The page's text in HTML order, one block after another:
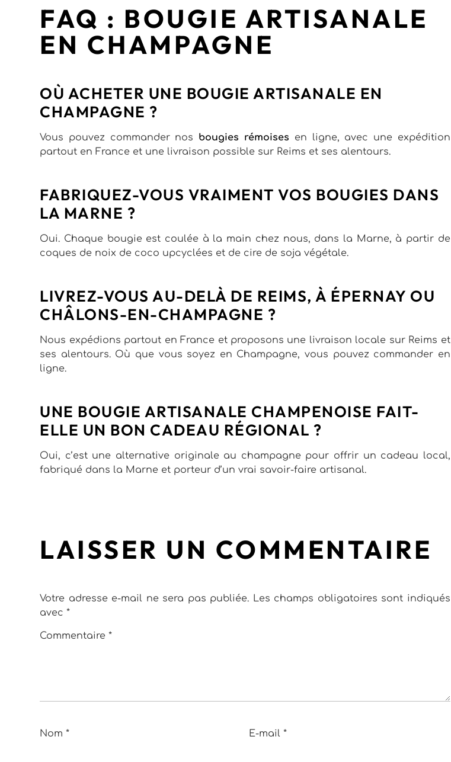
FAQ : BOUGIE ARTISANALE
EN CHAMPAGNE
OÙ ACHETER UNE BOUGIE ARTISANALE EN
CHAMPAGNE ?
Vous pouvez commander nos bougies rémoises en ligne, avec une expédition
partout en France et une livraison possible sur Reims et ses alentours.
FABRIQUEZ-VOUS VRAIMENT VOS BOUGIES DANS
LA MARNE ?
Oui. Chaque bougie est coulée à la main chez nous, dans la Marne, à partir de
coques de noix de coco upcyclées et de cire de soja végétale.
LIVREZ-VOUS AU-DELÀ DE REIMS, À ÉPERNAY OU
CHÂLONS-EN-CHAMPAGNE ?
Nous expédions partout en France et proposons une livraison locale sur Reims et
ses alentours. Où que vous soyez en Champagne, vous pouvez commander en
ligne.
UNE BOUGIE ARTISANALE CHAMPENOISE FAIT-
ELLE UN BON CADEAU RÉGIONAL ?
Oui, c’est une alternative originale au champagne pour offrir un cadeau local,
fabriqué dans la Marne et porteur d’un vrai savoir-faire artisanal.
LAISSER UN COMMENTAIRE
Votre adresse e-mail ne sera pas publiée. Les champs obligatoires sont indiqués
avec*
Commentaire*
Nom* E-mail*